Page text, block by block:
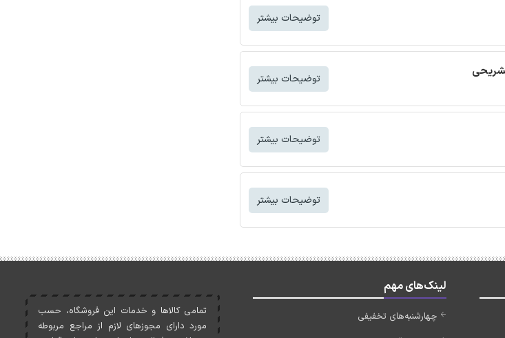
توضیحات بیشتر
توضیحات بیشتر
توضیحات بیشتر
توضیحات بیشتر
لینک‌های مهم
چهارشنبه‌های تخفیفی
تمامی کالاها و خدمات اين فروشگاه، حسب
مورد دارای مجوزهای لازم از مراجع مربوطه